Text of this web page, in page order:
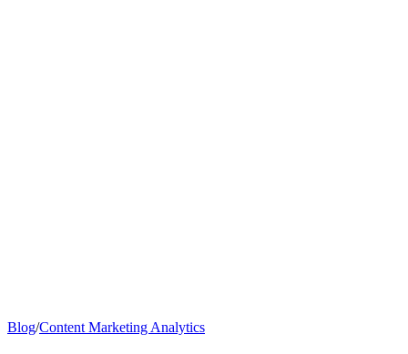
Blog/Content Marketing Analytics